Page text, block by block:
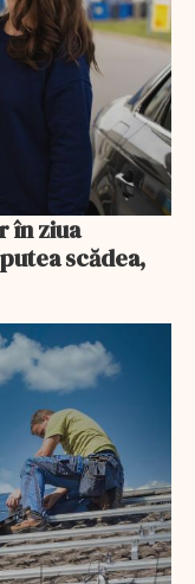
în ziua
scădea,